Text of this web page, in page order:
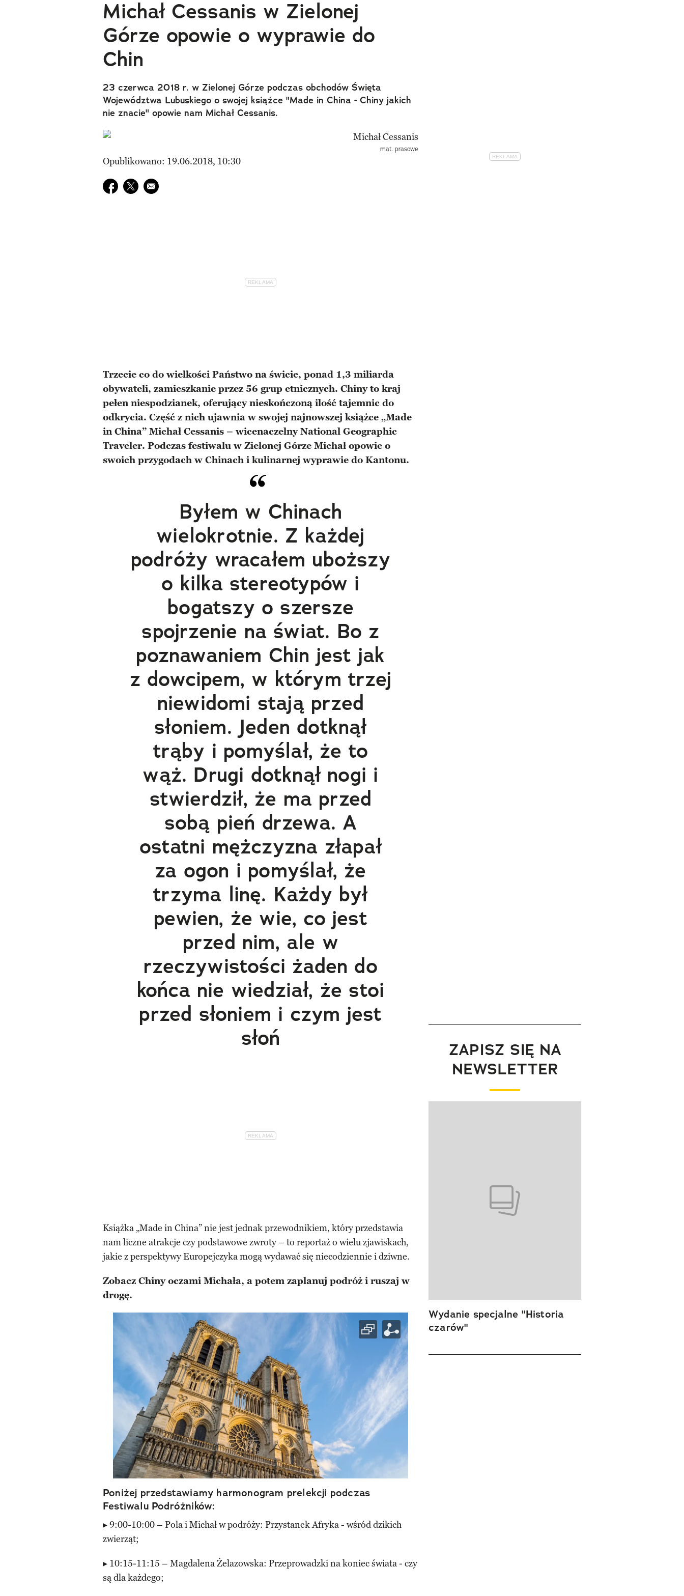
Michał Cessanis w Zielonej
Górze opowie o wyprawie do
Chin
23 czerwca 2018 r. w Zielonej Górze podczas obchodów Święta
Województwa Lubuskiego o swojej książce "Made in China - Chiny jakich
nie znacie" opowie nam Michał Cessanis.
mat. prasowe
Opublikowano: 19.06.2018, 10:30
Udostępnij na facebook
Udostępnij na twitter
E-mail do przyjaciela
Trzecie co do wielkości Państwo na świcie, ponad 1,3 miliarda
obywateli, zamieszkanie przez 56 grup etnicznych. Chiny to kraj
pełen niespodzianek, oferujący nieskończoną ilość tajemnic do
odkrycia. Część z nich ujawnia w swojej najnowszej książce „Made
in China” Michał Cessanis – wicenaczelny National Geographic
Traveler. Podczas festiwalu w Zielonej Górze Michał opowie o
swoich przygodach w Chinach i kulinarnej wyprawie do Kantonu.
Byłem w Chinach
wielokrotnie. Z każdej
podróży wracałem uboższy
o kilka stereotypów i
bogatszy o szersze
spojrzenie na świat. Bo z
poznawaniem Chin jest jak
z dowcipem, w którym trzej
niewidomi stają przed
słoniem. Jeden dotknął
trąby i pomyślał, że to
wąż. Drugi dotknął nogi i
stwierdził, że ma przed
sobą pień drzewa. A
ostatni mężczyzna złapał
za ogon i pomyślał, że
trzyma linę. Każdy był
pewien, że wie, co jest
przed nim, ale w
rzeczywistości żaden do
końca nie wiedział, że stoi
przed słoniem i czym jest
słoń
Książka „Made in China” nie jest jednak przewodnikiem, który przedstawia
nam liczne atrakcje czy podstawowe zwroty – to reportaż o wielu zjawiskach,
jakie z perspektywy Europejczyka mogą wydawać się niecodziennie i dziwne.
Zobacz Chiny oczami Michała, a potem zaplanuj podróż i ruszaj w
drogę.​
Poniżej przedstawiamy harmonogram prelekcji podczas
Festiwalu Podróżników:
▸ 9:00-10:00 – Pola i Michał w podróży: Przystanek Afryka - wśród dzikich
zwierząt;
▸ 10:15-11:15 – Magdalena Żelazowska: Przeprowadzki na koniec świata - czy
są dla każdego;
ZAPISZ SIĘ NA
NEWSLETTER
Wydanie specjalne "Historia
czarów"